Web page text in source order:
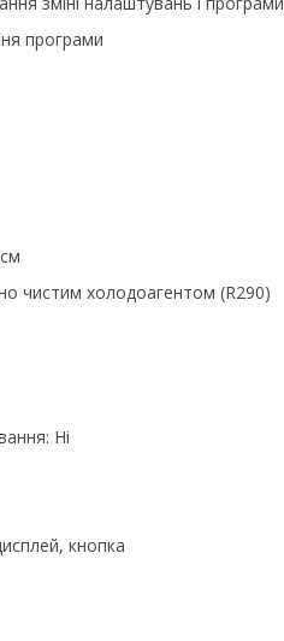
програми
чистим холодоагентом (R290)
Ні
кнопка